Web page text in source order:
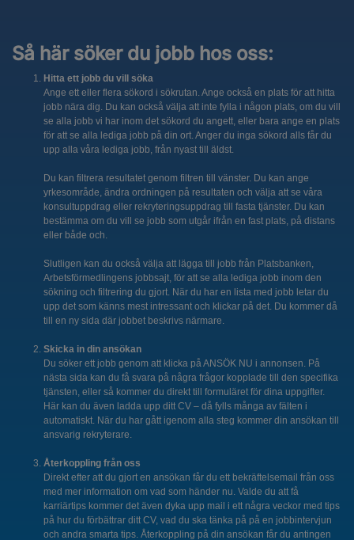
Så här söker du jobb hos oss:
Hitta ett jobb du vill söka
Ange ett eller flera sökord i sökrutan. Ange också en plats för att hitta
jobb nära dig. Du kan också välja att inte fylla i någon plats, om du vill
se alla jobb vi har inom det sökord du angett, eller bara ange en plats
för att se alla lediga jobb på din ort. Anger du inga sökord alls får du
upp alla våra lediga jobb, från nyast till äldst.
Du kan filtrera resultatet genom filtren till vänster. Du kan ange
yrkesområde, ändra ordningen på resultaten och välja att se våra
konsultuppdrag eller rekryteringsuppdrag till fasta tjänster. Du kan
bestämma om du vill se jobb som utgår ifrån en fast plats, på distans
eller både och.
Slutligen kan du också välja att lägga till jobb från Platsbanken,
Arbetsförmedlingens jobbsajt, för att se alla lediga jobb inom den
sökning och filtrering du gjort. När du har en lista med jobb letar du
upp det som känns mest intressant och klickar på det. Du kommer då
till en ny sida där jobbet beskrivs närmare.
Skicka in din ansökan
Du söker ett jobb genom att klicka på ANSÖK NU i annonsen. På
nästa sida kan du få svara på några frågor kopplade till den specifika
tjänsten, eller så kommer du direkt till formuläret för dina uppgifter.
Här kan du även ladda upp ditt CV – då fylls många av fälten i
automatiskt. När du har gått igenom alla steg kommer din ansökan till
ansvarig rekryterare.
Återkoppling från oss
Direkt efter att du gjort en ansökan får du ett bekräftelsemail från oss
med mer information om vad som händer nu. Valde du att få
karriärtips kommer det även dyka upp mail i ett några veckor med tips
på hur du förbättrar ditt CV, vad du ska tänka på på en jobbintervjun
och andra smarta tips. Återkoppling på din ansökan får du antingen